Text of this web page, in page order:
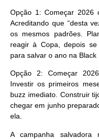
Opção 1 : Começar 2026
Acreditando que “desta
os mesmos padrões.
reagir à Copa, depois
para salvar o ano na Black
Opção 2: Começar
Investir os primeiros
buzz imediato. Construir
chegar em junho
ela.
A campanha salvadora